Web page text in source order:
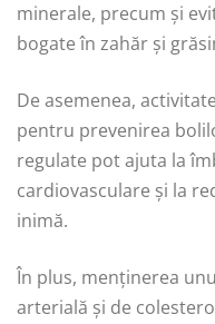
minerale, precum și
bogate în zahăr și
De asemenea,
pentru prevenirea
regulate pot ajuta la
cardiovasculare și la
inimă.
În plus, menținerea
arterială și de